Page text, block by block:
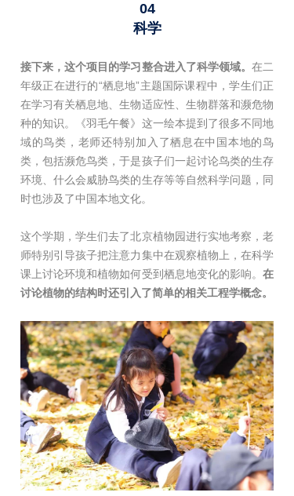
04
科学
接下来，这个项目的学习整合进入了科学领域。 在二
年级正在进行的“栖息地”主题国际课程中，学生们正
在学习有关栖息地、生物适应性、生物群落和濒危物
种的知识。《羽毛午餐》这一绘本提到了很多不同地
域的鸟类，老师还特别加入了栖息在中国本地的鸟
类，包括濒危鸟类，于是孩子们一起讨论鸟类的生存
环境、什么会威胁鸟类的生存等等自然科学问题，同
时也涉及了中国本地文化。
这个学期，学生们去了北京植物园进行实地考察，老
师特别引导孩子把注意力集中在观察植物上，在科学
课上讨论环境和植物如何受到栖息地变化的影响。 在
讨论植物的结构时还引入了简单的相关工程学概念。